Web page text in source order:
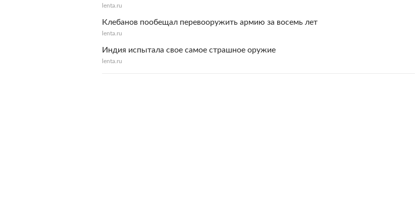
lenta.ru
Клебанов пообещал перевооружить армию за восемь лет
lenta.ru
Индия испытала свое самое страшное оружие
lenta.ru